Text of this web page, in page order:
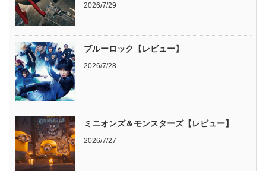
2026/7/29
ブルーロック【レビュー】
2026/7/28
ミニオンズ＆モンスターズ【レビュー】
2026/7/27